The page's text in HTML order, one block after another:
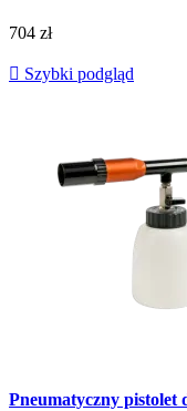
704 zł
 Szybki podgląd
Pneumatyczny pistolet